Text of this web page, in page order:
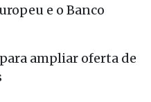
e o Banco
ampliar oferta de